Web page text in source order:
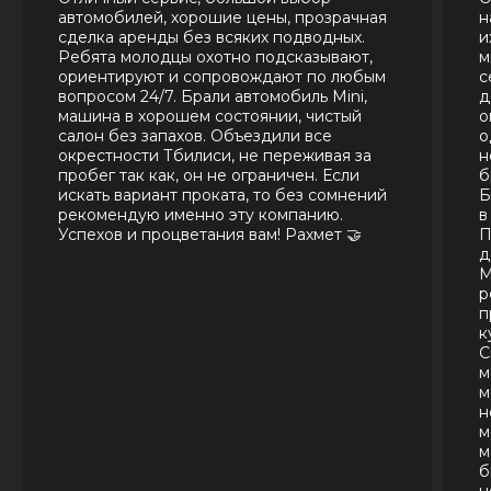
автомобилей, хорошие цены, прозрачная
сделка аренды без всяких подводных.
Ребята молодцы охотно подсказывают,
ориентируют и сопровождают по любым
вопросом 24/7. Брали автомобиль Mini,
машина в хорошем состоянии, чистый
салон без запахов. Объездили все
окрестности Тбилиси, не переживая за
пробег так как, он не ограничен. Если
искать вариант проката, то без сомнений
рекомендую именно эту компанию.
Успехов и процветания вам! Рахмет 🤝